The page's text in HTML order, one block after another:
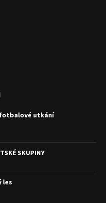
fotbalové utkání
SKUPINY
les